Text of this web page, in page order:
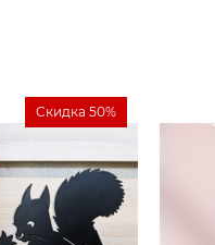
Скидка 50%